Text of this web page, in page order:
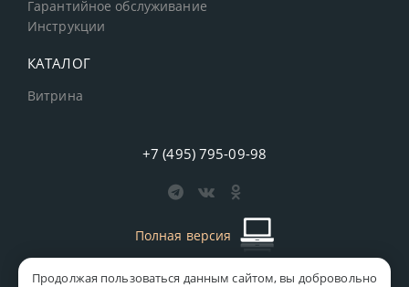
Продолжая пользоваться данным сайтом, вы добровольно
Гарантийное обслуживание
Инструкции
КАТАЛОГ
Витрина
+7 (495) 795-09-98
Полная версия
старая версия сайтаMICS